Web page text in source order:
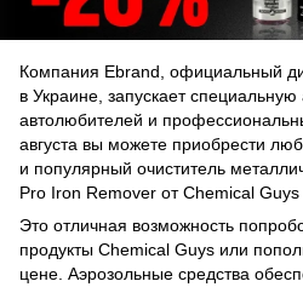
Компания Ebrand, официальный
в Украине, запускает
автолюбителей и
августа вы можете приобрести
и популярный очиститель
Pro Iron Remover от Chemical Guys
Это отличная возможность
продукты Chemical Guys или
цене. Аэрозольные средства